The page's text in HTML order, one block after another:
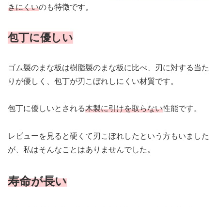
きにくいのも特徴です。
包丁に優しい
ゴム製のまな板は樹脂製のまな板に比べ、刃に対する当た
りが優しく、包丁が刃こぼれしにくい材質です。
包丁に優しいとされる木製に引けを取らない性能です。
レビューを見ると硬くて刃こぼれしたという方もいました
が、私はそんなことはありませんでした。
寿命が長い